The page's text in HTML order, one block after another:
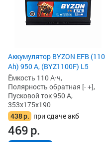
Аккумулятор BYZON EFB (110
Ah) 950 А, (BYZ1100F) L5
Ёмкость 110 А·ч,
Полярность обратная [- +],
Пусковой ток 950 А,
353x175x190
438р. при сдаче акб
469р.